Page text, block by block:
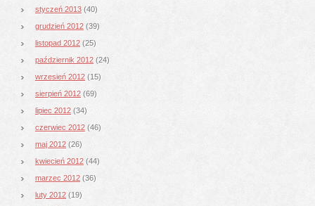
styczeń 2013 (40)
grudzień 2012 (39)
listopad 2012 (25)
październik 2012 (24)
wrzesień 2012 (15)
sierpień 2012 (69)
lipiec 2012 (34)
czerwiec 2012 (46)
maj 2012 (26)
kwiecień 2012 (44)
marzec 2012 (36)
luty 2012 (19)